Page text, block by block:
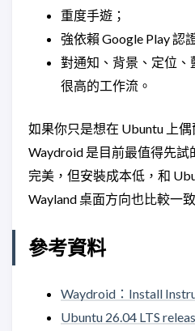
重度手遊；
強依賴 Google Play 認
對通知、背景、定位
很高的工作流。
如果你只是想在 Ubuntu 上偶
Waydroid 是目前最值得先
完美，但安裝成本低，和
Wayland 桌面方向也比較一致
參考資料
Waydroid：Install
Ubuntu 26.04 LTS